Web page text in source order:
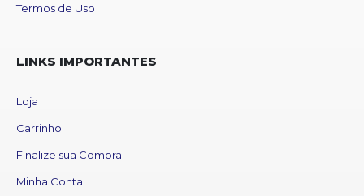
Termos de Uso
LINKS IMPORTANTES
Loja
Carrinho
Finalize sua Compra
Minha Conta